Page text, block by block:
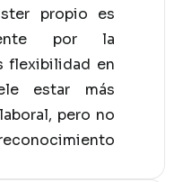
propio es
por la
flexibilidad en
estar más
pero no